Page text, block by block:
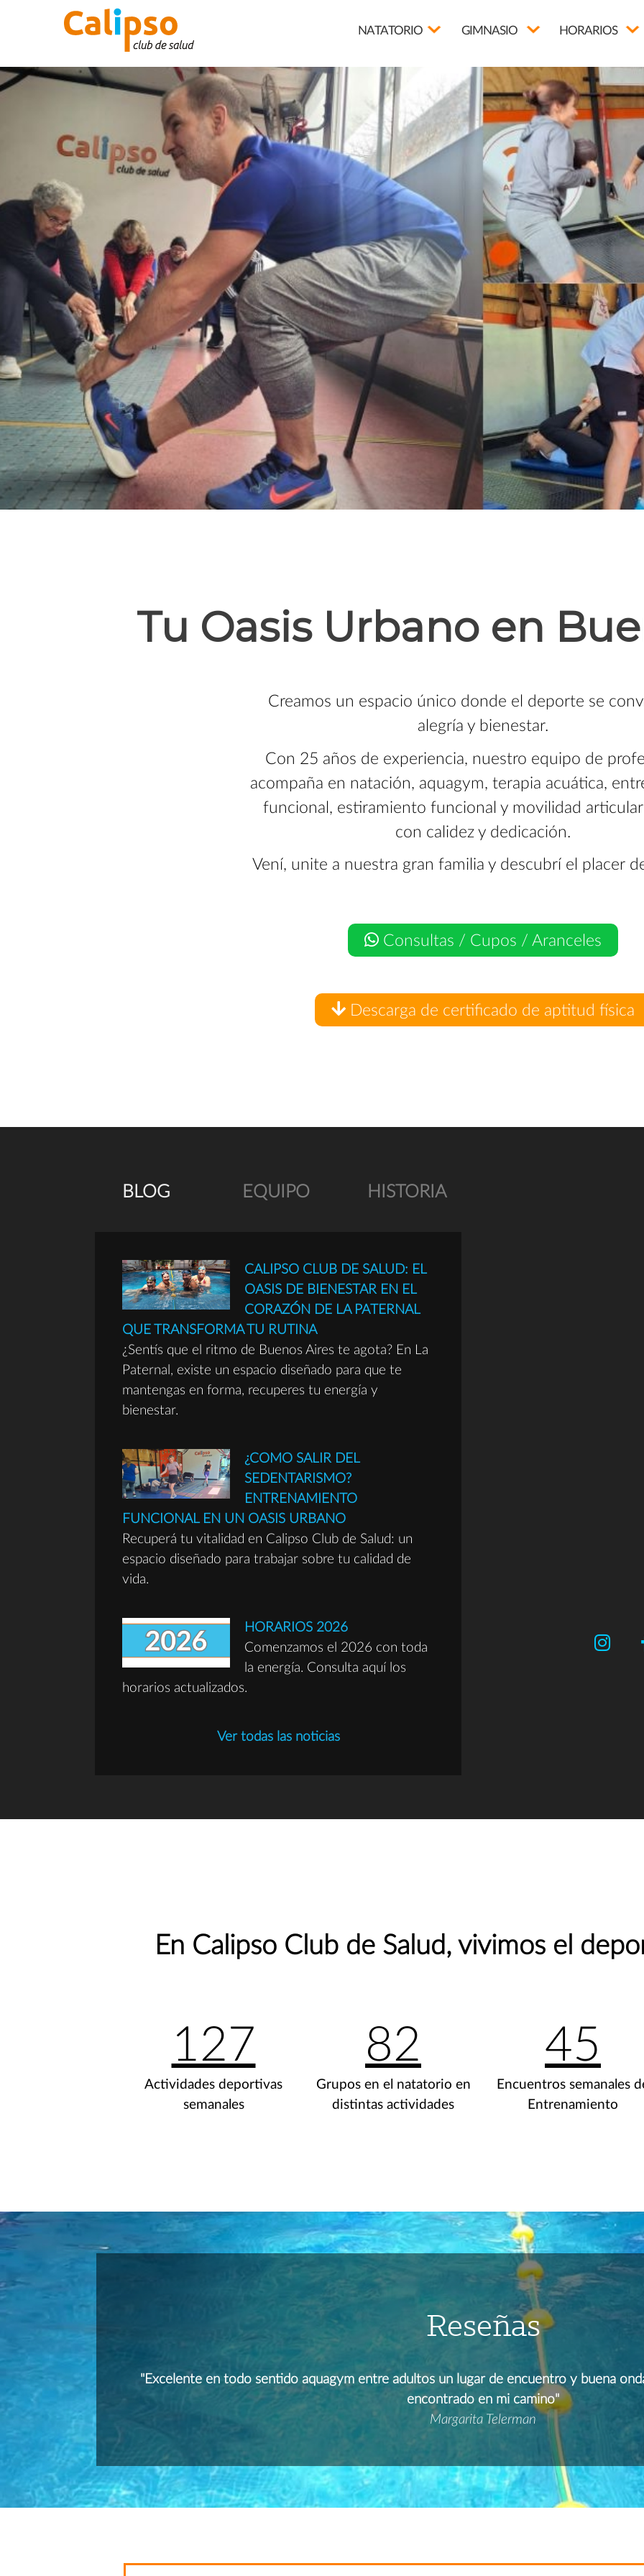
NATATORIO GIMNASIO HORARIOS
Tu Oasis Urbano en
Creamos un espacio único donde el deporte se
alegría y bienestar.
Con 25 años de experiencia, nuestro equipo de
acompaña en natación, aquagym, terapia acuática,
funcional, estiramiento funcional y movilidad
con calidez y dedicación.
Vení, unite a nuestra gran familia y descubrí el placer
Consultas / Cupos / Aranceles
Descarga de certificado de aptitud física
BLOG EQUIPO HISTORIA
CALIPSO CLUB DE SALUD: EL
OASIS DE BIENESTAR EN EL
CORAZÓN DE LA PATERNAL
QUE TRANSFORMA TU RUTINA
¿Sentís que el ritmo de Buenos Aires te agota? En La
Paternal, existe un espacio diseñado para que te
mantengas en forma, recuperes tu energía y
bienestar.
¿COMO SALIR DEL
SEDENTARISMO?
ENTRENAMIENTO
FUNCIONAL EN UN OASIS URBANO
Recuperá tu vitalidad en Calipso Club de Salud: un
espacio diseñado para trabajar sobre tu calidad de
vida.
HORARIOS 2026
Comenzamos el 2026 con toda
la energía. Consulta aquí los
horarios actualizados.
Ver todas las noticias
En Calipso Club de Salud, vivimos el
127
Actividades deportivas
semanales
82
Grupos en el natatorio en
distintas actividades
45
Encuentros semanales
Entrenamiento
Reseñas
"Excelente en todo sentido aquagym entre adultos un lugar de encuentro y buena
encontrado en mi camino"
Margarita Telerman